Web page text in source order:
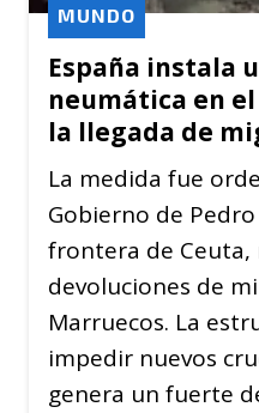
España instala
neumática en
la llegada de
MUNDO
La medida fue
Gobierno de
frontera de Ceuta,
devoluciones de
Marruecos. La
impedir nuevos
genera un fuerte